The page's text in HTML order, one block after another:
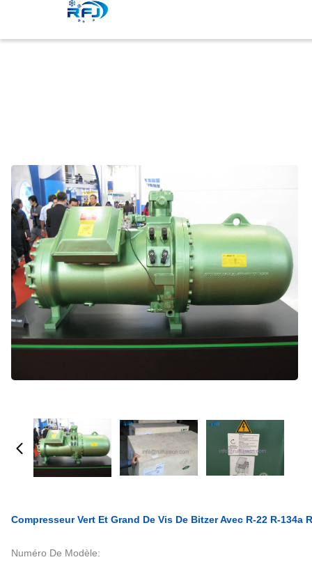
Compresseur Vert Et Grand De Vis De Bitzer Avec R-22 R-134a
Numéro De Modèle: